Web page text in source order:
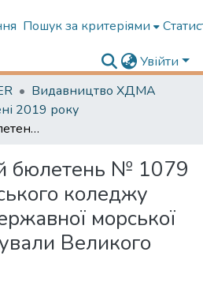
Пошук за критеріями
Увійти
Видавництво ХДМА
2019 року
Інформаційний бюлетень № 1079 Курсанти Морського коледжу Херсонської державної морської академії вшанували Великого Кобзаря
бюлетень № 1079
коледжу
морської
Великого